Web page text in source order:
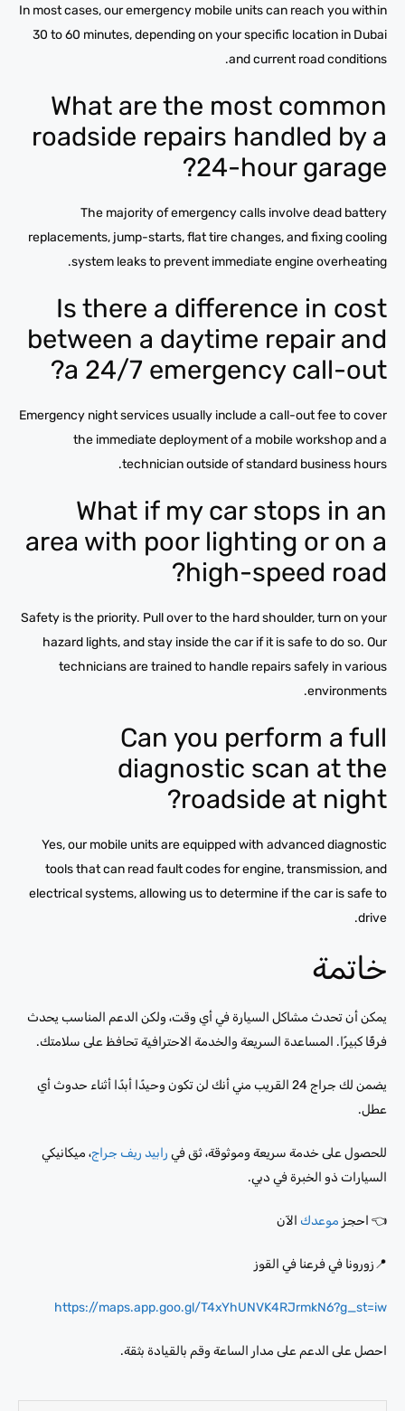
In most cases, our emergency mobile units can reach you within
30 to 60 minutes, depending on your specific location in Dubai
and current road conditions.
What are the most common
roadside repairs handled by a
24-hour garage?
The majority of emergency calls involve dead battery
replacements, jump-starts, flat tire changes, and fixing cooling
system leaks to prevent immediate engine overheating.
Is there a difference in cost
between a daytime repair and
a 24/7 emergency call-out?
Emergency night services usually include a call-out fee to cover
the immediate deployment of a mobile workshop and a
technician outside of standard business hours.
What if my car stops in an
area with poor lighting or on a
high-speed road?
Safety is the priority. Pull over to the hard shoulder, turn on your
hazard lights, and stay inside the car if it is safe to do so. Our
technicians are trained to handle repairs safely in various
environments.
Can you perform a full
diagnostic scan at the
roadside at night?
Yes, our mobile units are equipped with advanced diagnostic
tools that can read fault codes for engine, transmission, and
electrical systems, allowing us to determine if the car is safe to
drive.
خاتمة
يمكن أن تحدث مشاكل السيارة في أي وقت، ولكن الدعم المناسب يحدث
فرقًا كبيرًا. المساعدة السريعة والخدمة الاحترافية تحافظ على سلامتك.
يضمن لك جراج 24 القريب مني أنك لن تكون وحيدًا أبدًا أثناء حدوث أي
عطل.
للحصول على خدمة سريعة وموثوقة، ثق في رابيد ريف جراج، ميكانيكي
السيارات ذو الخبرة في دبي.
👈 احجز موعدك الآن
📍زورونا في فرعنا في القوز
https://maps.app.goo.gl/T4xYhUNVK4RJrmkN6?g_st=iw
احصل على الدعم على مدار الساعة وقم بالقيادة بثقة.